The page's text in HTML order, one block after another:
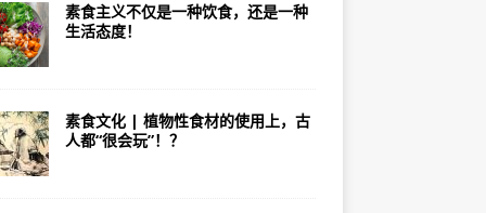
素食主义不仅是一种饮食，还是一种
生活态度！
素食文化 | 植物性食材的使用上，古
人都“很会玩”！？